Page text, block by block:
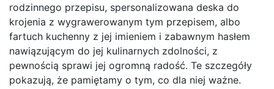
rodzinnego przepisu, spersonalizowana deska do
krojenia z wygrawerowanym tym przepisem, albo
fartuch kuchenny z jej imieniem i zabawnym hasłem
nawiązującym do jej kulinarnych zdolności, z
pewnością sprawi jej ogromną radość. Te szczegóły
pokazują, że pamiętamy o tym, co dla niej ważne.